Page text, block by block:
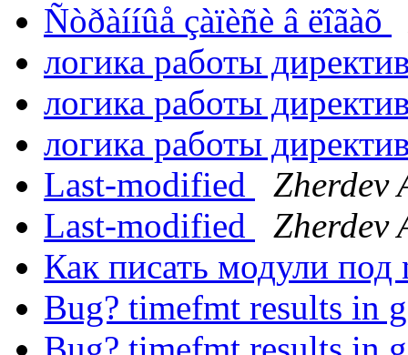
Ñòðàííûå çàïèñè â ëîãàõ
логика работы
логика работы
логика работы
Last-modified
Zherdev
Last-modified
Zherdev
Как писать модули
Bug? timefmt results in